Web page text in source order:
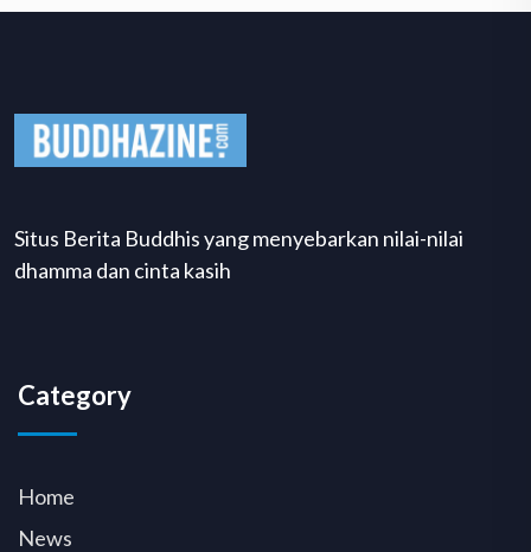
Situs Berita Buddhis yang menyebarkan nilai-nilai
dhamma dan cinta kasih
Category
Home
News